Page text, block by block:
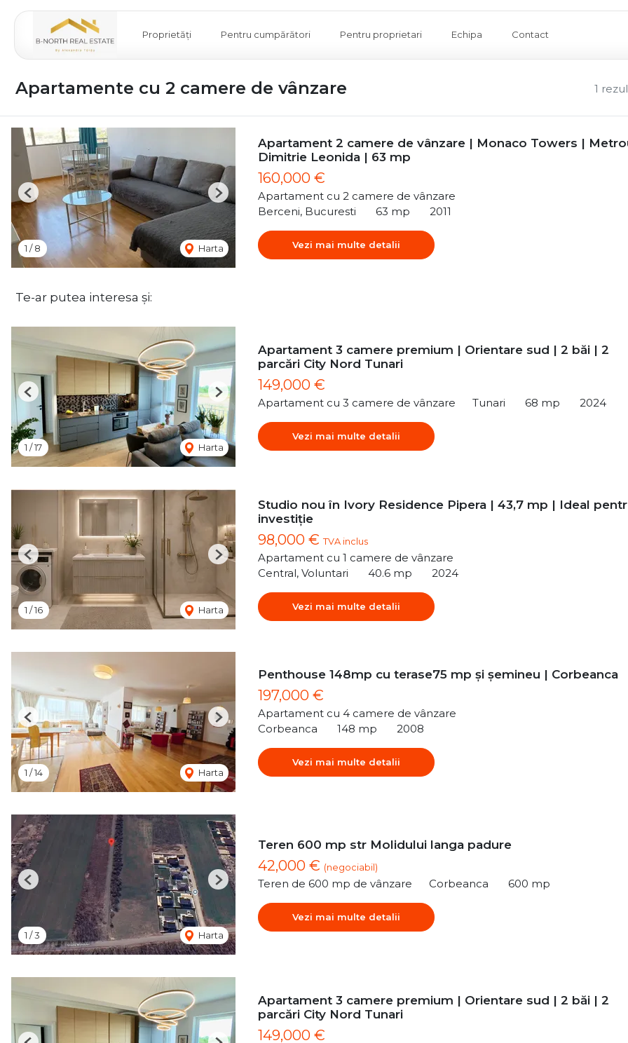
Proprietăți Pentru cumpărători Pentru proprietari Echipa Contact
1
Apartamente cu 2 camere de vânzare
1 /8 Harta
Previous Next
Apartament 2 camere de vânzare | Monaco Towers |
Dimitrie Leonida | 63 mp
160,000 €
Apartament cu 2 camere de vânzare
Berceni, Bucuresti
63 mp 2011
Vezi mai multe detalii
Te-ar putea interesa și:
1 /17 Harta
Previous Next
Apartament 3 camere premium | Orientare sud | 2 băi | 2
parcări City Nord Tunari
149,000 €
Apartament cu 3 camere de vânzare Tunari 68 mp 2024
Vezi mai multe detalii
1 /16 Harta
Previous Next
Studio nou în Ivory Residence Pipera | 43,7 mp | Ideal
investiție
98,000 € TVA inclus
Apartament cu 1 camere de vânzare
Central, Voluntari
40.6 mp 2024
Vezi mai multe detalii
1 /14 Harta
Previous Next
Penthouse 148mp cu terase75 mp și șemineu | Corbeanca
197,000 €
Apartament cu 4 camere de vânzare
Corbeanca
148 mp 2008
Vezi mai multe detalii
1 /3 Harta
Previous Next
Teren 600 mp str Molidului langa padure
42,000 € (negociabil)
Teren de 600 mp de vânzare Corbeanca 600 mp
Vezi mai multe detalii
Apartament 3 camere premium | Orientare sud | 2 băi | 2
parcări City Nord Tunari
149,000 €